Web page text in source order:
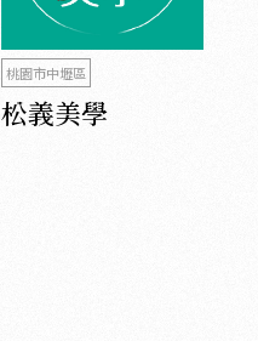
桃園市中壢區
松義美學